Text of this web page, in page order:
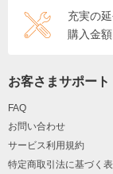
充実の
購入金
お客さまサポート
FAQ
お問い合わせ
サービス利用規約
特定商取引法に基づく